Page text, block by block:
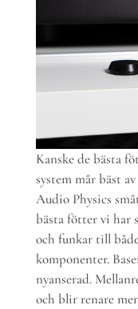
Kanske de bästa
system mår bäst
Audio Physics
bästa fötter vi har
och funkar till
komponenter.
nyanserad.
och blir renare